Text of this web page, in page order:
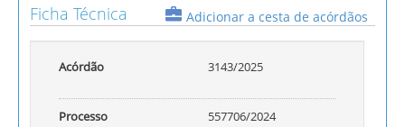
Ficha Técnica Adicionar a cesta de acórdãos
Acórdão 3143/2025
Processo 557706/2024